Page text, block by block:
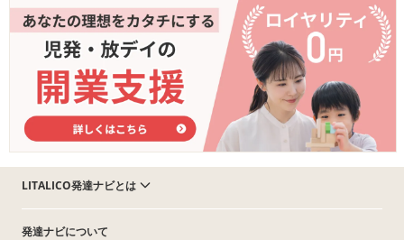
LITALICO発達ナビとは
発達ナビについて